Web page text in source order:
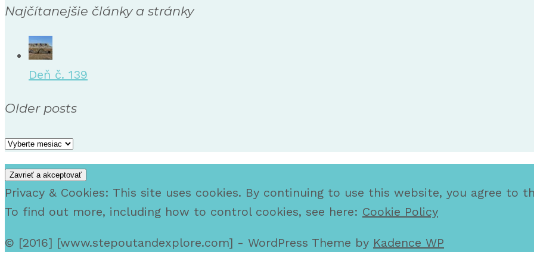
Najčítanejšie články a stránky
Deň č. 139
Older posts
Older
posts
Privacy & Cookies: This site uses cookies. By continuing to use this website, you agree to
To find out more, including how to control cookies, see here: Cookie Policy
© [2016] [www.stepoutandexplore.com] - WordPress Theme by Kadence WP